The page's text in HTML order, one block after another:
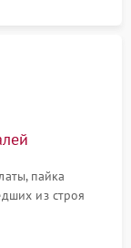
пайка
из строя
шлейфов и